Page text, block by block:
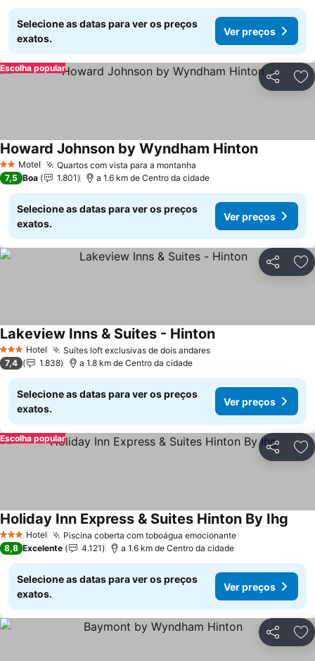
Selecione as datas para ver os preços
exatos.
Ver preços
Partilhar
Escolha popular
2 Estrelas
Motel Quartos com vista para a montanha
Howard Johnson by Wyndham Hinton
7,5 Boa 1.801 a 1.6 km de Centro da cidade
Selecione as datas para ver os preços
exatos.
Ver preços
Partilhar
3 EstrelasHotel Suítes loft exclusivas de dois andares
Lakeview Inns & Suites - Hinton
7,4 1.838 a 1.8 km de Centro da cidade
Selecione as datas para ver os preços
exatos.
Ver preços
Partilhar
Escolha popular
3 EstrelasHotel Piscina coberta com toboágua emocionante
Holiday Inn Express & Suites Hinton By Ihg
8,8 Excelente 4.121 a 1.6 km de Centro da cidade
Selecione as datas para ver os preços
exatos.
Ver preços
Partilhar